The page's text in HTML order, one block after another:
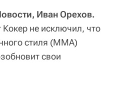
Иван Орехов.
не исключил, что
стиля (MMA)
свои